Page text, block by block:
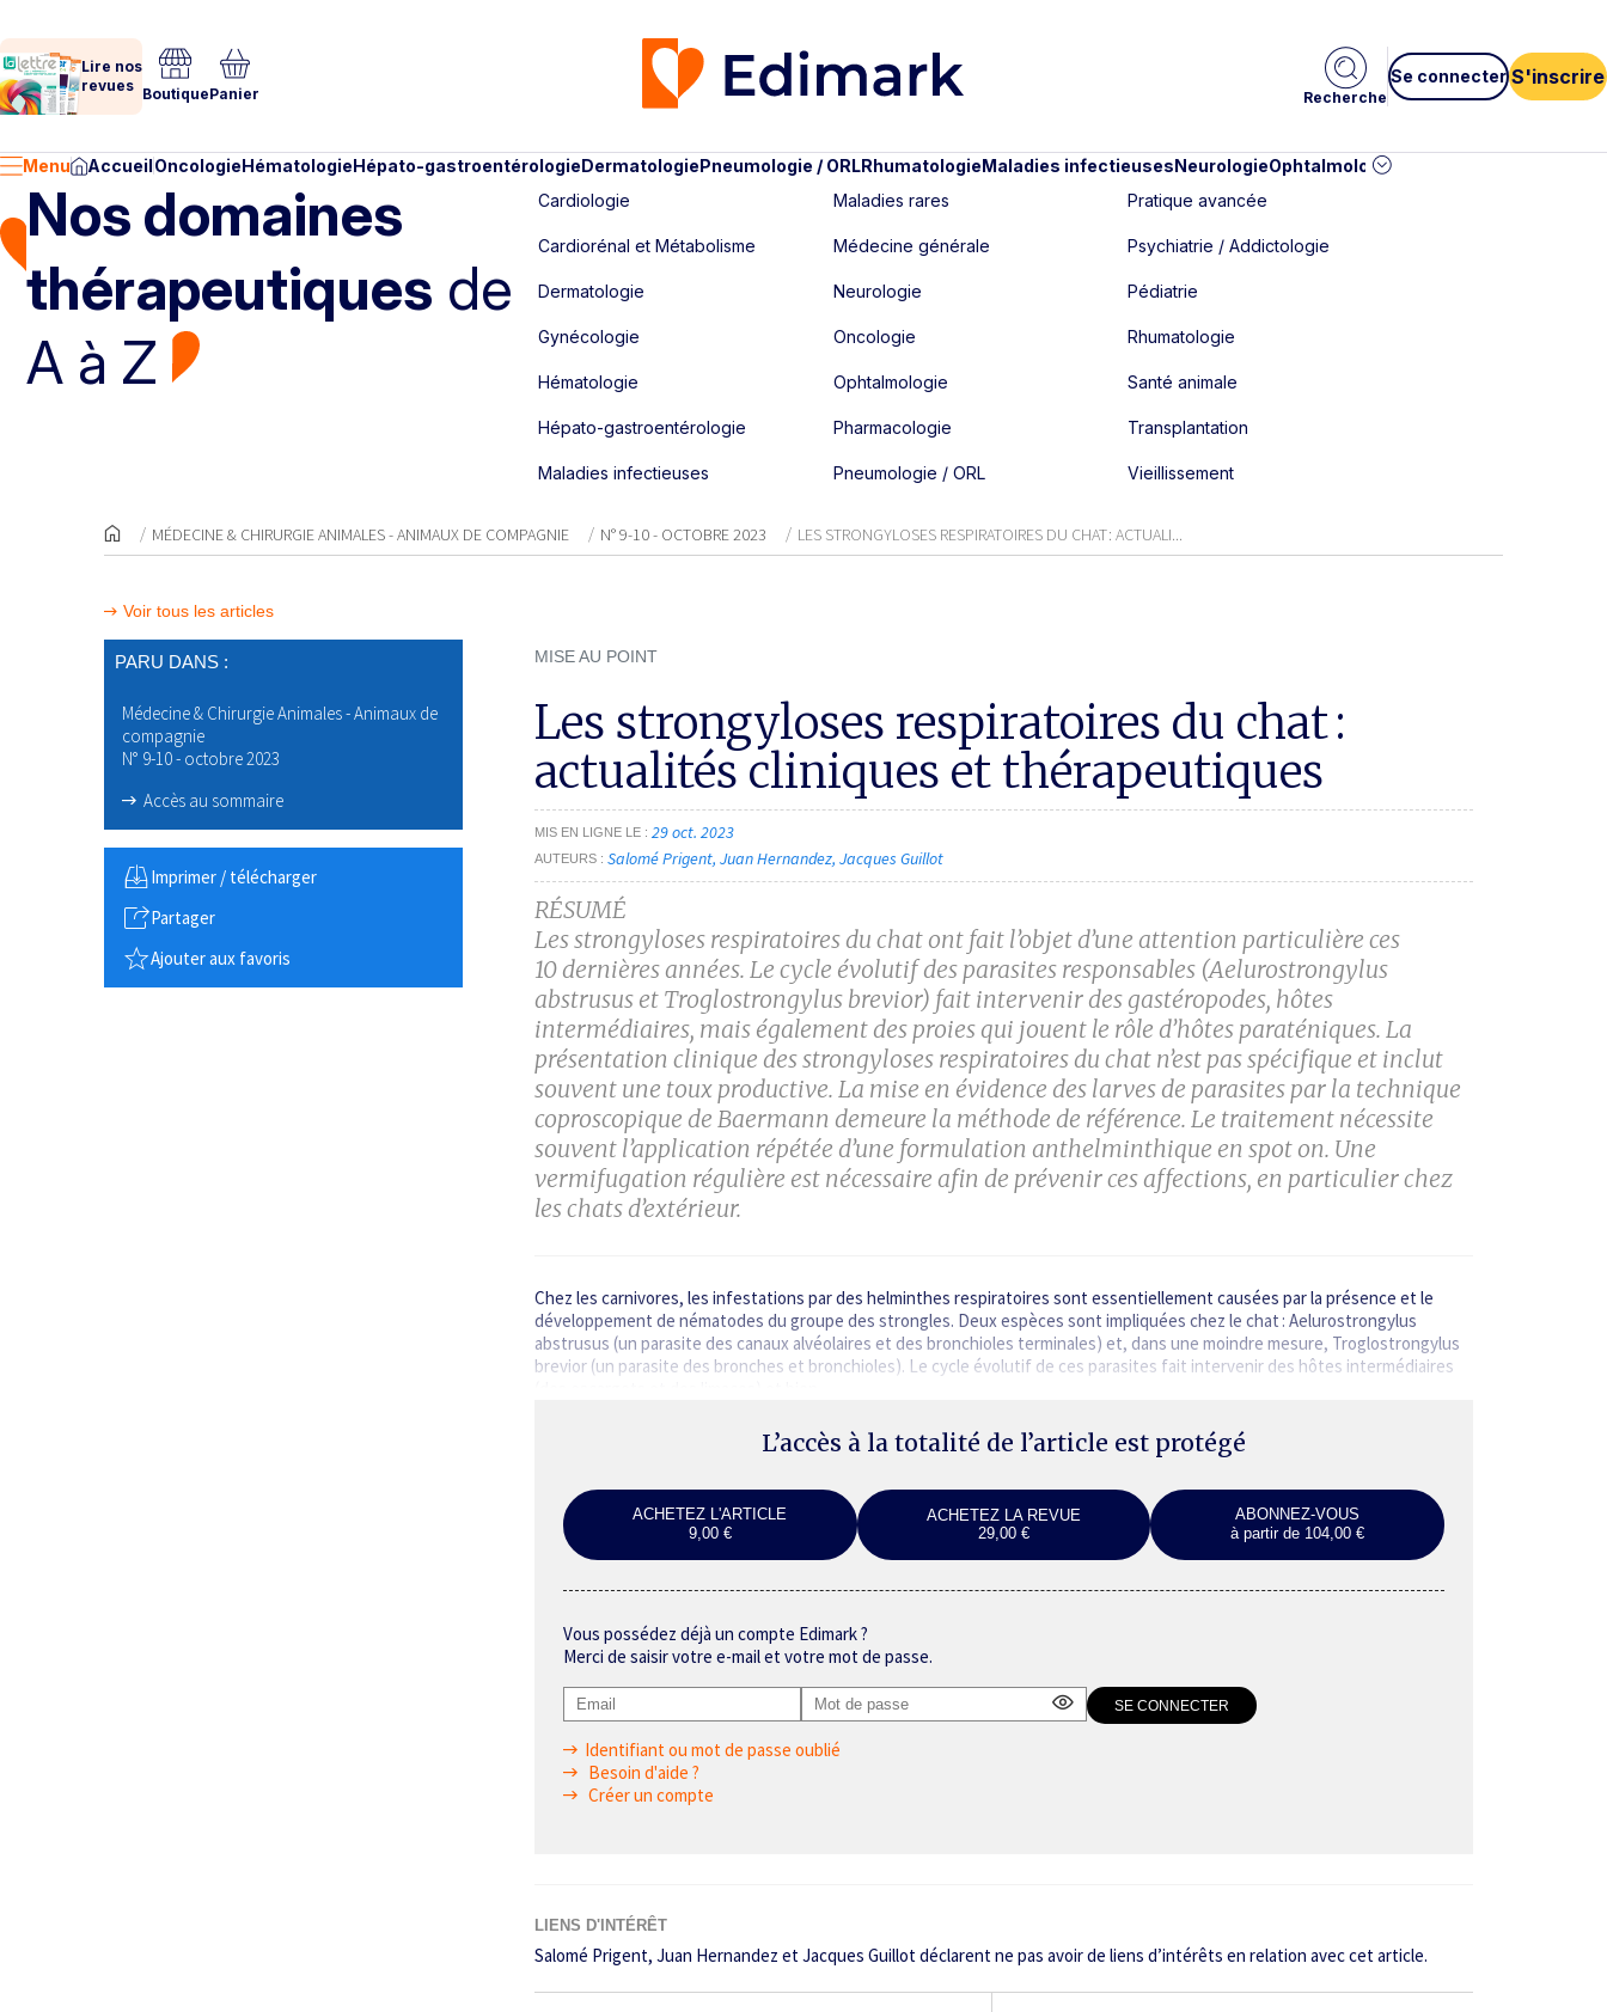
Lire nos
revues BoutiquePanier Recherche
Se connecter S'inscrire
Menu AccueilOncologieHématologieHépato-gastroentérologieDermatologiePneumologie / ORLRhumatologieMaladies infectieusesNeurologieOphtalmologie
Nos domaines
thérapeutiques de
A à Z
Cardiologie
Cardiorénal et Métabolisme
Dermatologie
Gynécologie
Hématologie
Hépato-gastroentérologie
Maladies infectieuses
Maladies rares
Médecine générale
Neurologie
Oncologie
Ophtalmologie
Pharmacologie
Pneumologie / ORL
Pratique avancée
Psychiatrie / Addictologie
Pédiatrie
Rhumatologie
Santé animale
Transplantation
Vieillissement
MÉDECINE & CHIRURGIE ANIMALES - ANIMAUX DE COMPAGNIE N° 9-10 - OCTOBRE 2023 LES STRONGYLOSES RESPIRATOIRES DU CHAT : ACTUALI...
Voir tous les articles
PARU DANS :
Médecine & Chirurgie Animales - Animaux de
compagnie
N° 9-10 - octobre 2023
Accès au sommaire
Imprimer / télécharger
Partager
Ajouter aux favoris
MISE AU POINT
Les strongyloses respiratoires du chat :
actualités cliniques et thérapeutiques
MIS EN LIGNE LE 29 oct. 2023
AUTEURS Salomé Prigent Juan Hernandez Jacques Guillot
RÉSUMÉ
Les strongyloses respiratoires du chat ont fait l’objet d’une attention particulière ces
10 dernières années. Le cycle évolutif des parasites responsables (Aelurostrongylus
abstrusus et Troglostrongylus brevior) fait intervenir des gastéropodes, hôtes
intermédiaires, mais également des proies qui jouent le rôle d’hôtes paraténiques. La
présentation clinique des strongyloses respiratoires du chat n’est pas spécifique et inclut
souvent une toux productive. La mise en évidence des larves de parasites par la technique
coproscopique de Baermann demeure la méthode de référence. Le traitement nécessite
souvent l’application répétée d’une formulation anthelminthique en spot on. Une
vermifugation régulière est nécessaire afin de prévenir ces affections, en particulier chez
les chats d’extérieur.
Chez les carnivores, les infestations par des helminthes respiratoires sont essentiellement causées par la présence et le
développement de nématodes du groupe des strongles. Deux espèces sont impliquées chez le chat : Aelurostrongylus
abstrusus (un parasite des canaux alvéolaires et des bronchioles terminales) et, dans une moindre mesure, Troglostrongylus
brevior (un parasite des bronches et bronchioles). Le cycle évolutif de ces parasites fait intervenir des hôtes intermédiaires
L’accès à la totalité de l’article est protégé
ACHETEZ L'ARTICLE
9,00 €
ACHETEZ LA REVUE
29,00 €
ABONNEZ-VOUS
à partir de 104,00 €
Vous possédez déjà un compte Edimark ?
Merci de saisir votre e-mail et votre mot de passe.
Identifiant ou mot de passe oublié
Besoin d'aide ?
Créer un compte
LIENS D'INTÉRÊT
Salomé Prigent, Juan Hernandez et Jacques Guillot déclarent ne pas avoir de liens d’intérêts en relation avec cet article.